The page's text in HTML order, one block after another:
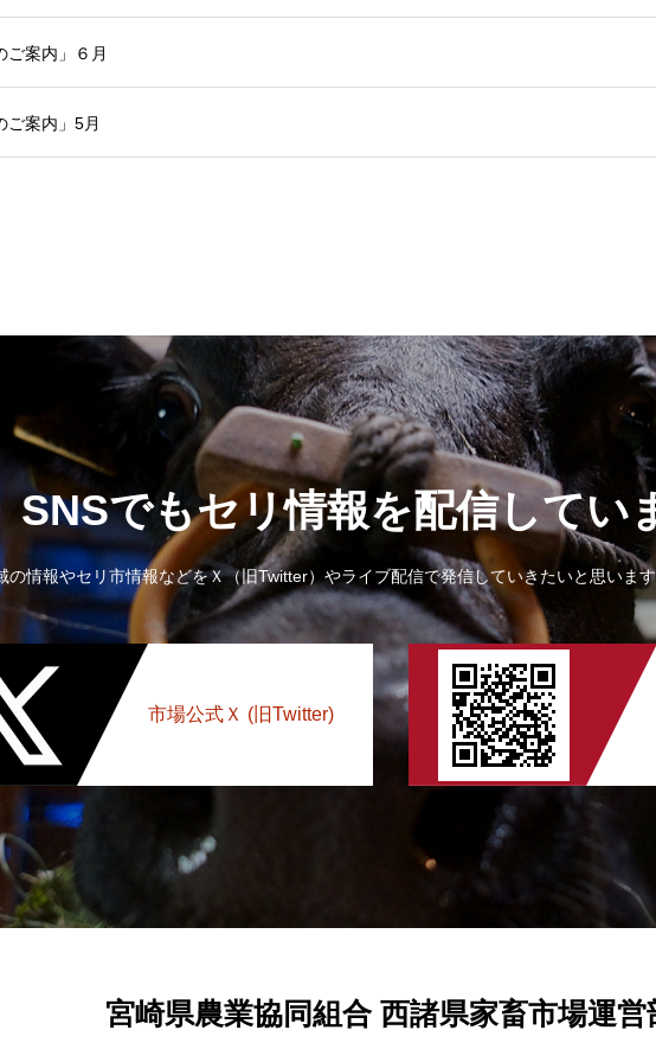
ご案内」６月
ご案内」5月
SNSでもセリ情報を配信してい
の情報やセリ市情報などをＸ（旧Twitter）やライブ配信で発信していきたいと思いま
市場公式Ｘ (旧Twitter)
宮崎県農業協同組合 西諸県家畜市場運営